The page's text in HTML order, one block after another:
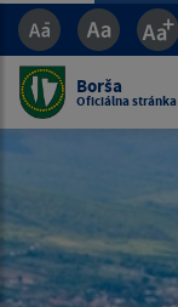
Borša
Oficiálna stránka